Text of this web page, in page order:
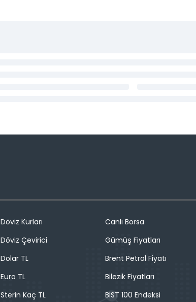
Döviz Kurları
Döviz Çevirici
Dolar TL
Euro TL
Sterin Kaç TL
Canlı Borsa
Gümüş Fiyatları
Brent Petrol Fiyatı
Bilezik Fiyatları
BIST 100 Endeksi